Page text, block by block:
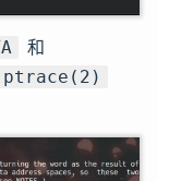
和
ptrace(2)